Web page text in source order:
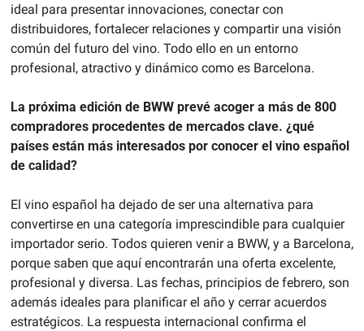
ideal para presentar innovaciones, conectar con
distribuidores, fortalecer relaciones y compartir una visión
común del futuro del vino. Todo ello en un entorno
profesional, atractivo y dinámico como es Barcelona.
La próxima edición de BWW prevé acoger a más de 800
compradores procedentes de mercados clave. ¿qué
países están más interesados por conocer el vino español
de calidad?
El vino español ha dejado de ser una alternativa para
convertirse en una categoría imprescindible para cualquier
importador serio. Todos quieren venir a BWW, y a Barcelona,
porque saben que aquí encontrarán una oferta excelente,
profesional y diversa. Las fechas, principios de febrero, son
además ideales para planificar el año y cerrar acuerdos
estratégicos. La respuesta internacional confirma el